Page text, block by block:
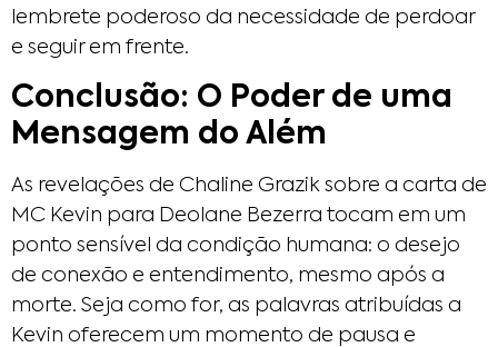
lembrete poderoso da necessidade de perdoar
e seguir em frente.
Conclusão: O Poder de uma
Mensagem do Além
As revelações de Chaline Grazik sobre a carta de
MC Kevin para Deolane Bezerra tocam em um
ponto sensível da condição humana: o desejo
de conexão e entendimento, mesmo após a
morte. Seja como for, as palavras atribuídas a
Kevin oferecem um momento de pausa e